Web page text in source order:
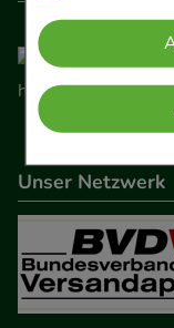
Website
Warenkorb,
verzichtet
Komfort:Diese
beispielsweise
Besuchers oder
anzupassen.
auch auf Ihre
Unser Netzwerk